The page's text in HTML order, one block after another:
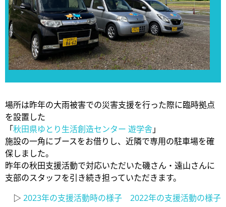
場所は昨年の大雨被害での災害支援を行った際に臨時拠点
を設置した
「秋田県ゆとり生活創造センター 遊学舎」
施設の一角にブースをお借りし、近隣で専用の駐車場を確
保しました。
昨年の秋田支援活動で対応いただいた磯さん・遠山さんに
支部のスタッフを引き続き担っていただきます。
▷ 2023年の支援活動時の様子
2022年の支援活動の様子